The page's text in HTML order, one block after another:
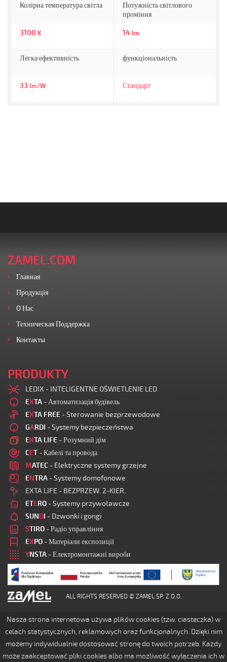
Колірна температура світла
3100 K
Потужність світлового
проміння
14 lm
Легка ефективність
33 lm/W
функціональність
Стандарт
ZAMEL.COM
Главная
Продукція
O Нас
Техническая Поддержка
Контакты
PRODUKTY
LEDIX - INTELIGENTNE OŚWIETLENIE LED
EXTA - Автоматизація будівель
EXTA FREE - Sterowanie bezprzewodowe
GARDI - Systemy bezpieczeństwa
EXTA LIFE - Розумний дім
CET - Кабелі та провода
MATEC - Elektryczne systemy grzejne
ENTRA - Systemy domofonowe
EXTA LIFE - BEZPRZEW. 2-KIER.
ETERO - Systemy przywoławcze
SUNDI - Dzwonki i gongi
STIRO - Радіо управління
EXPO - Матеріали експозиції
YNSTA - Електромонтажні вироби
ALL RIGHTS RESERVED © ZAMEL SP. Z O.O.
Nasza strona internetowa używa plików cookies (tzw. ciasteczka) w
celach statystycznych, reklamowych oraz funkcjonalnych. Dzięki nim
możemy indywidualnie dostosować stronę do twoich potrzeb. Każdy
może zaakceptować pliki cookies albo ma możliwość wyłączenia ich w